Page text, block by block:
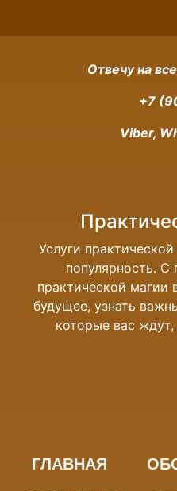
Отвечу на
+7
Viber,
Услуги
популярность.
практической магии
будущее, узнать
которые вас
ГЛАВНАЯ